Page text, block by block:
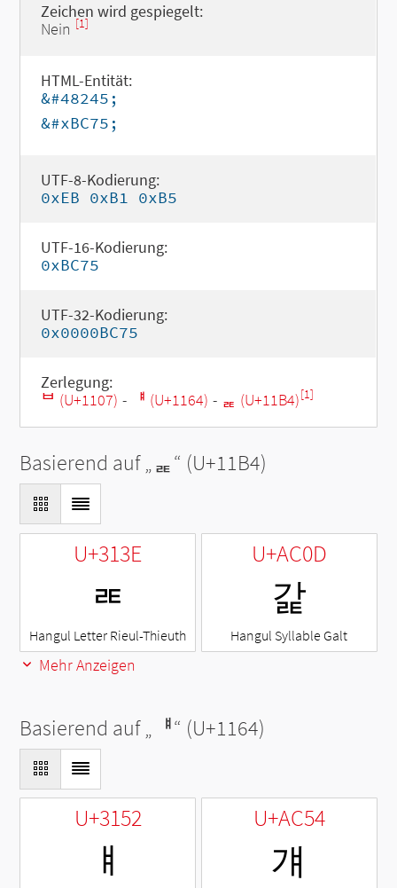
Zeichen wird gespiegelt:
Nein [1]
HTML-Entität:
&#48245;
&#xBC75;
UTF-8-Kodierung:
0xEB 0xB1 0xB5
UTF-16-Kodierung:
0xBC75
UTF-32-Kodierung:
0x0000BC75
Zerlegung:
ᄇ (U+1107) - ᅤ (U+1164) - ᆴ (U+11B4)[1]
Basierend auf „ᆴ“ (U+11B4)
U+313E
ㄾ
Hangul Letter Rieul-Thieuth
U+AC0D
갍
Hangul Syllable Galt
Mehr Anzeigen
Basierend auf „ ᅤ“ (U+1164)
U+3152
ㅒ
U+AC54
걔